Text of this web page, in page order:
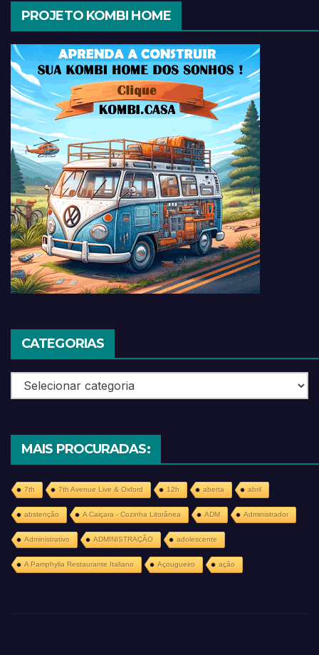
PROJETO KOMBI HOME
CATEGORIAS
Categorias
MAIS PROCURADAS:
7th 7th Avenue Live & Oxford 12h aberta abril
abstenção A Caiçara - Cozinha Litorânea ADM Administrador
Administrativo ADMINISTRAÇÃO adolescente
A Pamphylia Restaurante Italiano Açougueiro ação